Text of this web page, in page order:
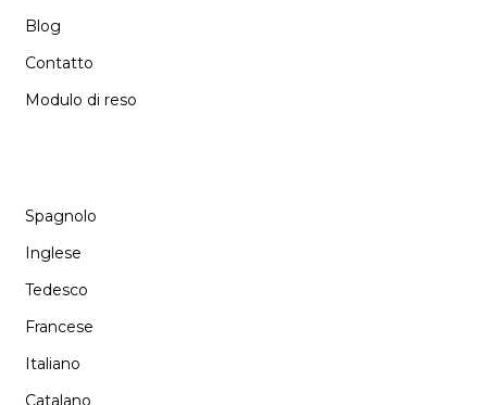
Blog
Contatto
Modulo di reso
Spagnolo
Inglese
Tedesco
Francese
Italiano
Catalano